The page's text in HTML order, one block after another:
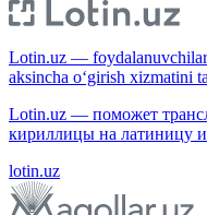
Lotin.uz —
aksincha o‘girish xizmatini
Lotin.uz — поможет
кириллицы на латиницу
lotin.uz